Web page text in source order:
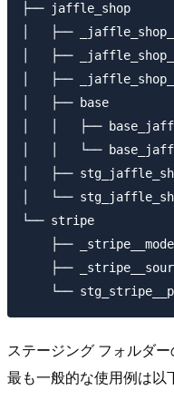
├── jaffle_shop
│   ├──
│   ├──
│   ├──
│   ├── base
│   │   ├──
│   │   └──
│   ├──
│   └──
└── stripe
├──
├──
ステージング フォルダ
最も一般的な使用例は以